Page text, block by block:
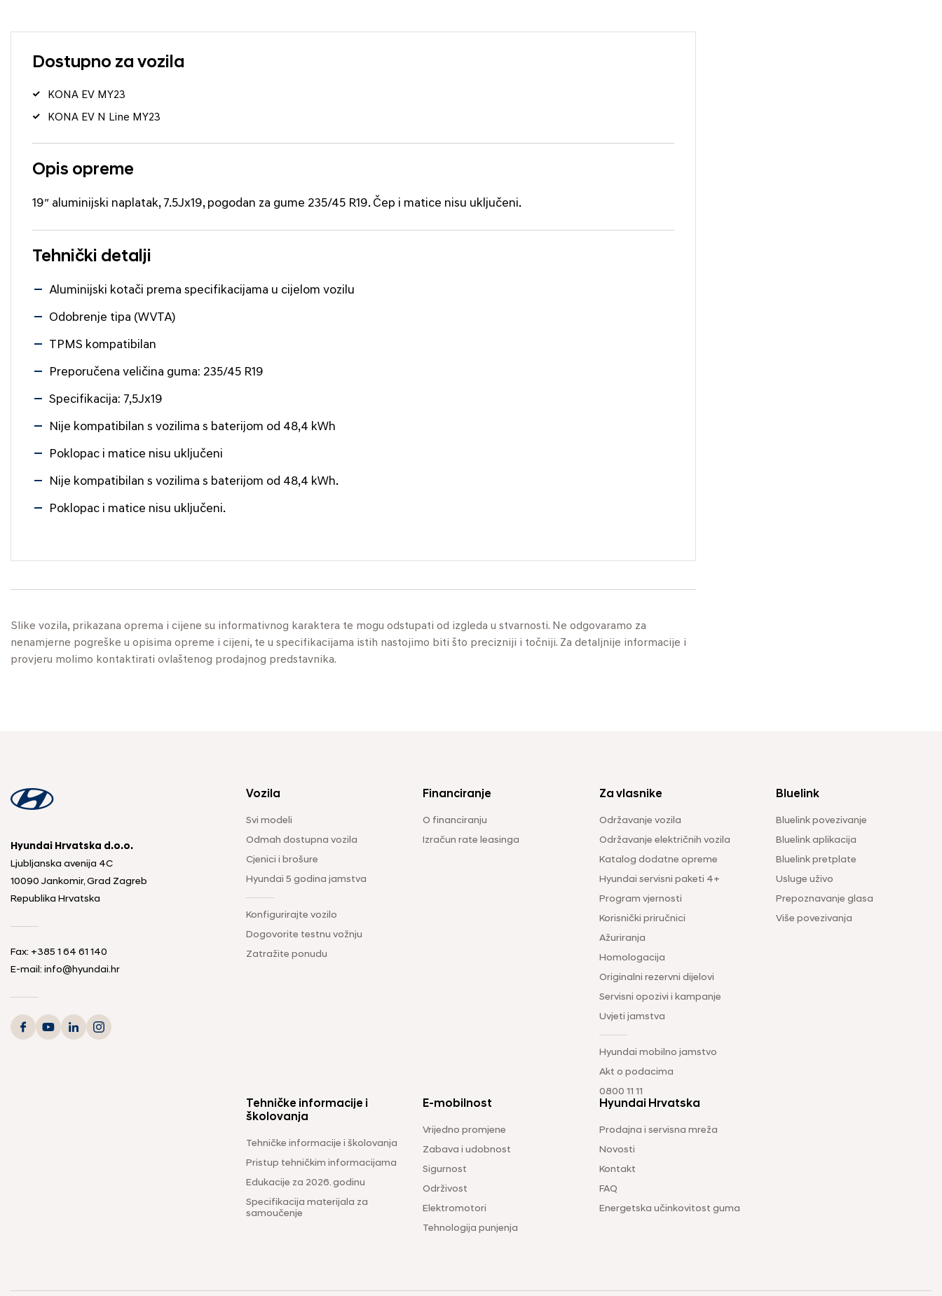
Dostupno za vozila
KONA EV MY23
KONA EV N Line MY23
Opis opreme
19″ aluminijski naplatak, 7.5Jx19, pogodan za gume 235/45 R19. Čep i matice nisu uključeni.
Tehnički detalji
Aluminijski kotači prema specifikacijama u cijelom vozilu
Odobrenje tipa (WVTA)
TPMS kompatibilan
Preporučena veličina guma: 235/45 R19
Specifikacija: 7,5Jx19
Nije kompatibilan s vozilima s baterijom od 48,4 kWh
Poklopac i matice nisu uključeni
Nije kompatibilan s vozilima s baterijom od 48,4 kWh.
Poklopac i matice nisu uključeni.
Slike vozila, prikazana oprema i cijene su informativnog karaktera te mogu odstupati od izgleda u stvarnosti. Ne odgovaramo za
nenamjerne pogreške u opisima opreme i cijeni, te u specifikacijama istih nastojimo biti što precizniji i točniji. Za detaljnije informacije i
provjeru molimo kontaktirati ovlaštenog prodajnog predstavnika.
Hyundai Hrvatska d.o.o.
Ljubljanska avenija 4C
10090 Jankomir, Grad Zagreb
Republika Hrvatska
Fax: +385 1 64 61 140
E-mail: info@hyundai.hr
Vozila
Svi modeli
Odmah dostupna vozila
Cjenici i brošure
Hyundai 5 godina jamstva
Konfigurirajte vozilo
Dogovorite testnu vožnju
Zatražite ponudu
Financiranje
O financiranju
Izračun rate leasinga
Za vlasnike
Održavanje vozila
Održavanje električnih vozila
Katalog dodatne opreme
Hyundai servisni paketi 4+
Program vjernosti
Korisnički priručnici
Ažuriranja
Homologacija
Originalni rezervni dijelovi
Servisni opozivi i kampanje
Uvjeti jamstva
Hyundai mobilno jamstvo
Akt o podacima
0800 11 11
Bluelink
Bluelink povezivanje
Bluelink aplikacija
Bluelink pretplate
Usluge uživo
Prepoznavanje glasa
Više povezivanja
Tehničke informacije i
školovanja
Tehničke informacije i školovanja
Pristup tehničkim informacijama
Edukacije za 2026. godinu
Specifikacija materijala za
samoučenje
E-mobilnost
Vrijedno promjene
Zabava i udobnost
Sigurnost
Održivost
Elektromotori
Tehnologija punjenja
Hyundai Hrvatska
Prodajna i servisna mreža
Novosti
Kontakt
FAQ
Energetska učinkovitost guma